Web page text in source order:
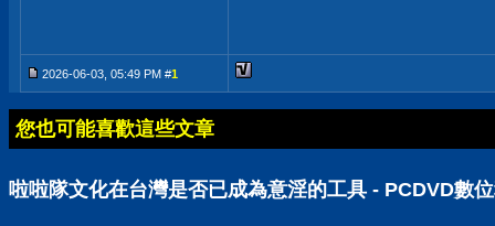
2026-06-03, 05:49 PM #1
您也可能喜歡這些文章
啦啦隊文化在台灣是否已成為意淫的工具 - PCDVD數